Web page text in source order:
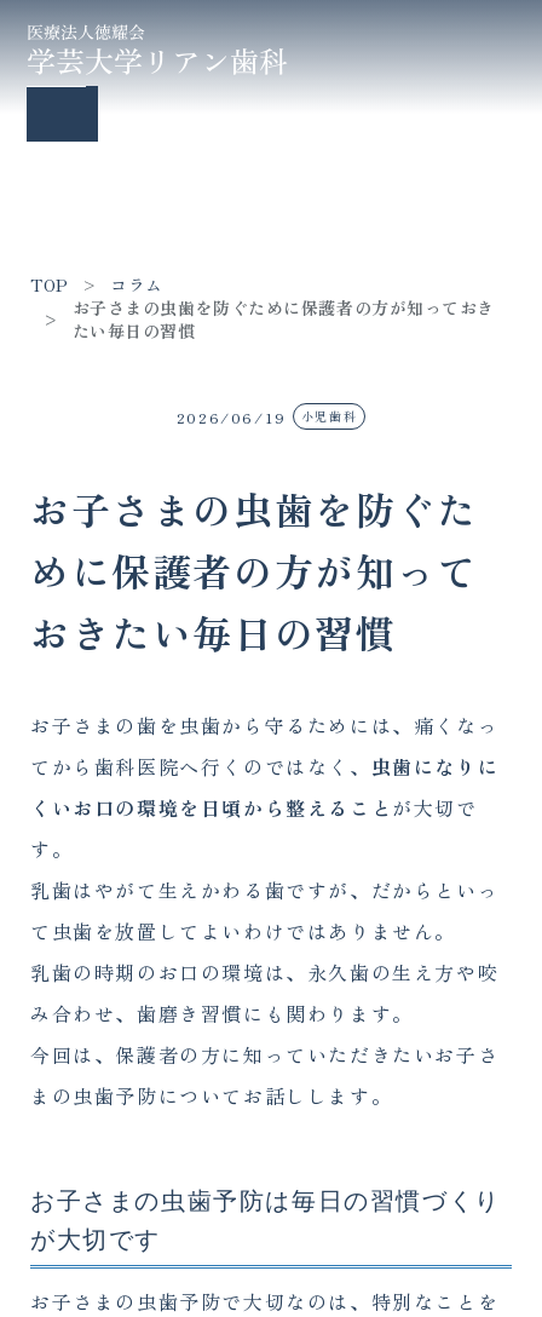
TOP
コラム
お子さまの虫歯を防ぐために保護者の方が知っておき
たい毎日の習慣
2026/06/19 小児歯科
お子さまの虫歯を防ぐた
めに保護者の方が知って
おきたい毎日の習慣
お子さまの歯を虫歯から守るためには、痛くなっ
てから歯科医院へ行くのではなく、 虫歯になりに
くいお口の環境を日頃から整えること が大切で
す。
乳歯はやがて生えかわる歯ですが、だからといっ
て虫歯を放置してよいわけではありません。
乳歯の時期のお口の環境は、永久歯の生え方や咬
み合わせ、歯磨き習慣にも関わります。
今回は、保護者の方に知っていただきたいお子さ
まの虫歯予防についてお話しします。
お子さまの虫歯予防は毎日の習慣づくり
が大切です
お子さまの虫歯予防で大切なのは、特別なことを